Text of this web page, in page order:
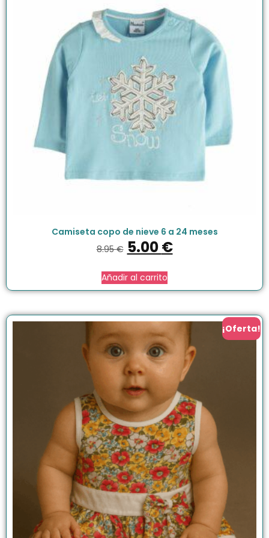
Camiseta copo de nieve 6 a 24 meses
8.95€ 5.00€
Añadir al carrito
¡Oferta!